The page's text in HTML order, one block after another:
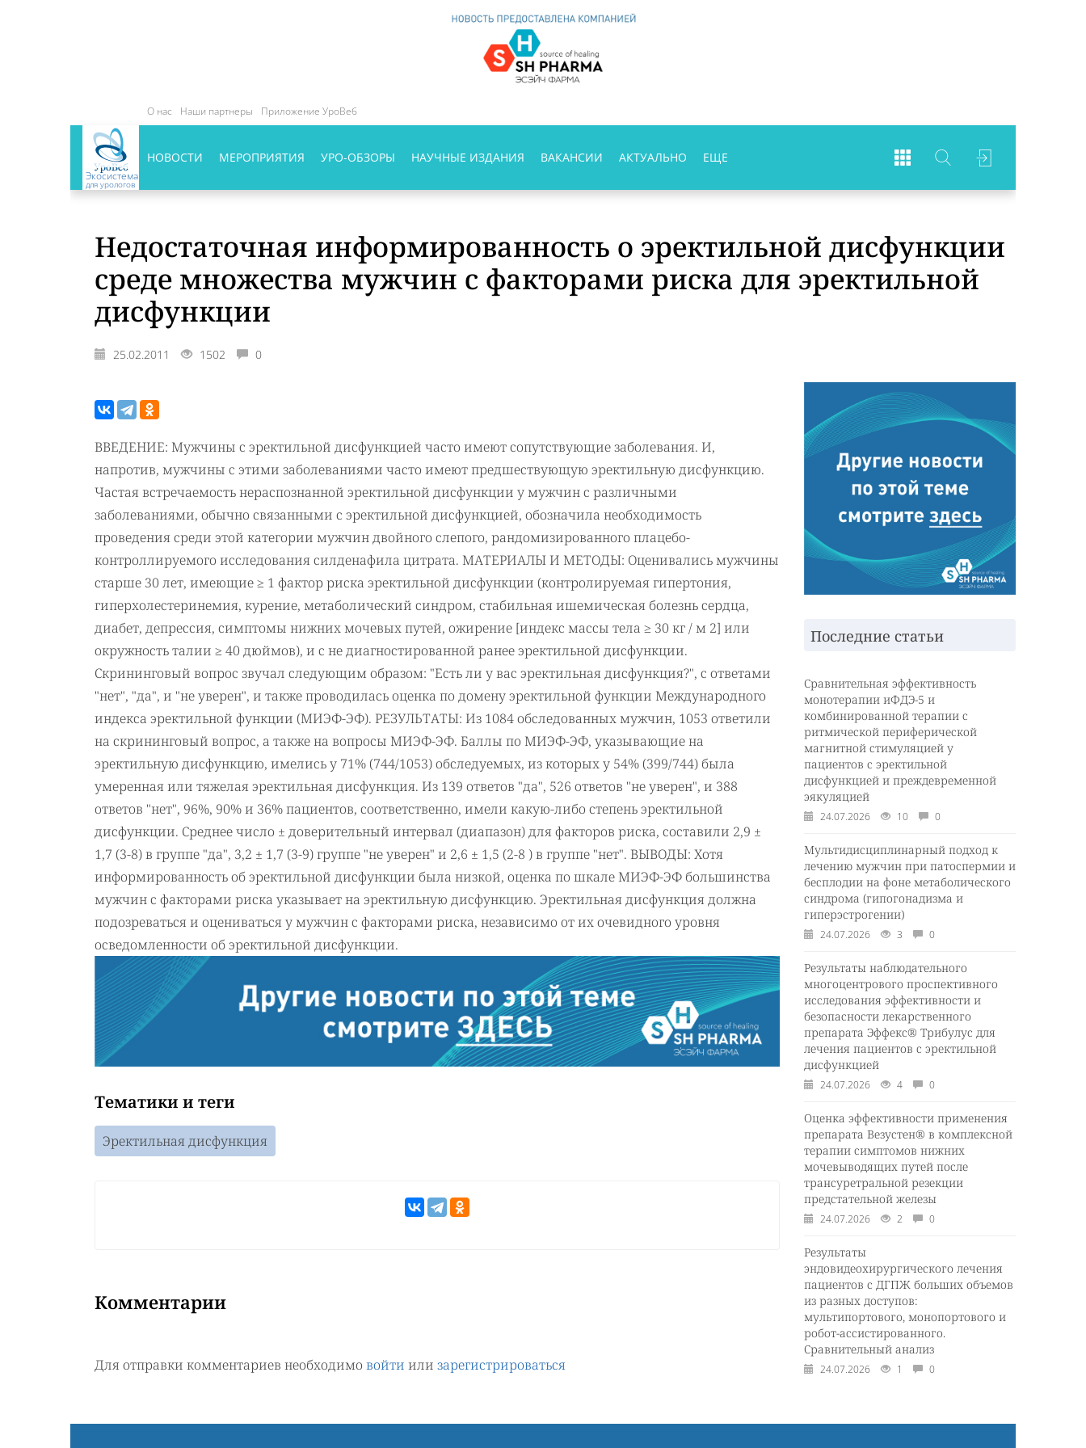
О нас Наши партнеры Приложение УроВеб
Экосистема
для урологов
НОВОСТИ МЕРОПРИЯТИЯ УРО-ОБЗОРЫ НАУЧНЫЕ ИЗДАНИЯ ВАКАНСИИ АКТУАЛЬНО ЕЩЕ
Недостаточная информированность о эректильной дисфункции
среде множества мужчин с факторами риска для эректильной
дисфункции
25.02.2011 1502 0
ВВЕДЕНИЕ: Мужчины с эректильной дисфункцией часто имеют сопутствующие заболевания. И,
напротив, мужчины с этими заболеваниями часто имеют предшествующую эректильную дисфункцию.
Частая встречаемость нераспознанной эректильной дисфункции у мужчин с различными
заболеваниями, обычно связанными с эректильной дисфункцией, обозначила необходимость
проведения среди этой категории мужчин двойного слепого, рандомизированного плацебо-
контроллируемого исследования силденафила цитрата. МАТЕРИАЛЫ И МЕТОДЫ: Оценивались мужчины
старше 30 лет, имеющие ≥ 1 фактор риска эректильной дисфункции (контролируемая гипертония,
гиперхолестеринемия, курение, метаболический синдром, стабильная ишемическая болезнь сердца,
диабет, депрессия, симптомы нижних мочевых путей, ожирение [индекс массы тела ≥ 30 кг / м 2] или
окружность талии ≥ 40 дюймов), и с не диагностированной ранее эректильной дисфункции.
Скрининговый вопрос звучал следующим образом: "Есть ли у вас эректильная дисфункция?", с ответами
"нет", "да", и "не уверен", и также проводилась оценка по домену эректильной функции Международного
индекса эректильной функции (МИЭФ-ЭФ). РЕЗУЛЬТАТЫ: Из 1084 обследованных мужчин, 1053 ответили
на скрининговый вопрос, а также на вопросы МИЭФ-ЭФ. Баллы по МИЭФ-ЭФ, указывающие на
эректильную дисфункцию, имелись у 71% (744/1053) обследуемых, из которых у 54% (399/744) была
умеренная или тяжелая эректильная дисфункция. Из 139 ответов "да", 526 ответов "не уверен", и 388
ответов "нет", 96%, 90% и 36% пациентов, соответственно, имели какую-либо степень эректильной
дисфункции. Среднее число ± доверительный интервал (диапазон) для факторов риска, составили 2,9 ±
1,7 (3-8) в группе "да", 3,2 ± 1,7 (3-9) группе "не уверен" и 2,6 ± 1,5 (2-8 ) в группе "нет". ВЫВОДЫ: Хотя
информированность об эректильной дисфункции была низкой, оценка по шкале МИЭФ-ЭФ большинства
мужчин с факторами риска указывает на эректильную дисфункцию. Эректильная дисфункция должна
подозреваться и оцениваться у мужчин с факторами риска, независимо от их очевидного уровня
осведомленности об эректильной дисфункции.
Тематики и теги
Эректильная дисфункция
Комментарии
Для отправки комментариев необходимо войти или зарегистрироваться
Последние статьи
Сравнительная эффективность
монотерапии иФДЭ-5 и
комбинированной терапии с
ритмической периферической
магнитной стимуляцией у
пациентов с эректильной
дисфункцией и преждевременной
эякуляцией
24.07.2026 10 0
Мультидисциплинарный подход к
лечению мужчин при патоспермии и
бесплодии на фоне метаболического
синдрома (гипогонадизма и
гиперэстрогении)
24.07.2026 3 0
Результаты наблюдательного
многоцентрового проспективного
исследования эффективности и
безопасности лекарственного
препарата Эффекс® Трибулус для
лечения пациентов с эректильной
дисфункцией
24.07.2026 4 0
Оценка эффективности применения
препарата Везустен® в комплексной
терапии симптомов нижних
мочевыводящих путей после
трансуретральной резекции
предстательной железы
24.07.2026 2 0
Результаты
эндовидеохирургического лечения
пациентов с ДГПЖ больших объемов
из разных доступов:
мультипортового, монопортового и
робот-ассистированного.
Сравнительный анализ
24.07.2026 1 0